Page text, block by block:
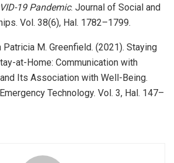
19 Pandemic. Journal of Social and
Vol. 38(6), Hal. 1782–1799.
Patricia M. Greenfield. (2021). Staying
at-Home: Communication with
Its Association with Well-Being.
Technology. Vol. 3, Hal. 147–